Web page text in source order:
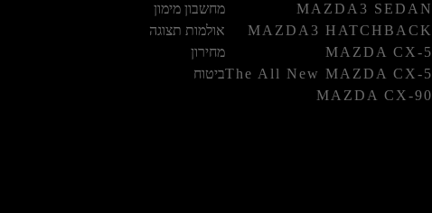
MAZDA3 SEDAN
MAZDA3 HATCHBACK
MAZDA CX-5
The All New MAZDA CX-5
MAZDA CX-90
מחשבון מימון
אולמות תצוגה
מחירון
ביטוח